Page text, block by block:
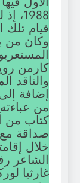
قيام
وكان من
كارمن
والناقد
إضافة
من
كتاب من
صداقة
خلال
الشاعر